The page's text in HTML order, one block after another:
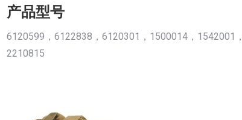
产品型号
6120599，6122838，6120301，1500014，1542001
2210815